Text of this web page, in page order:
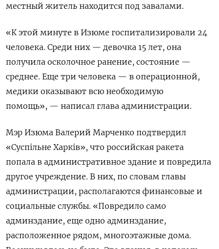
местный житель находится под завалами.
«К этой минуте в Изюме госпитализировали 24
человека. Среди них — девочка 15 лет, она
получила осколочное ранение, состояние —
среднее. Еще три человека — в операционной,
медики оказывают всю необходимую
помощь», — написал глава администрации.
Мэр Изюма Валерий Марченко подтвердил
«Суспільне Харків», что российская ракета
попала в административное здание и повредила
другое учреждение. В них, по словам главы
администрации, располагаются финансовые и
социальные службы. «Повредило само
админздание, еще одно админздание,
расположенное рядом, многоэтажные дома.